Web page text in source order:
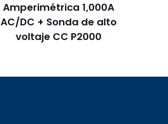
Amperimétrica 1,000A
AC/DC + Sonda de alto
voltaje CC P2000